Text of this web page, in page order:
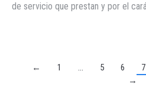
de servicio que prestan y por el
← 1 … 5 6 7
→